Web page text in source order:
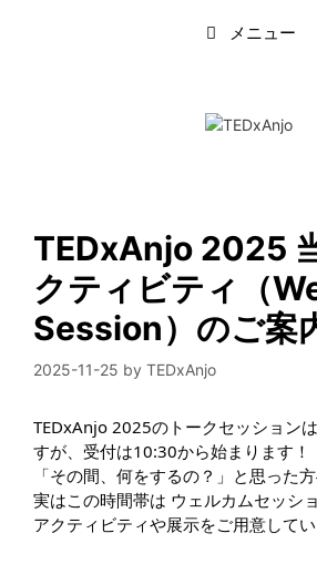
メニュー
TEDxAnjo 2025
クティビティ（
Session）のご案
2025-11-25 by TEDxAnjo
TEDxAnjo 2025のトークセッション
すが、受付は10:30から始まります！
「その間、何をするの？」と思った
実はこの時間帯は ウェルカムセッシ
アクティビティや展示をご用意して